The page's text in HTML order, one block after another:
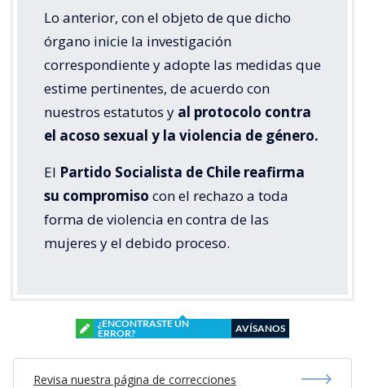
Lo anterior, con el objeto de que dicho
órgano inicie la investigación
correspondiente y adopte las medidas que
estime pertinentes, de acuerdo con
nuestros estatutos y al protocolo contra
el acoso sexual y la violencia de género.
El Partido Socialista de Chile reafirma
su compromiso con el rechazo a toda
forma de violencia en contra de las
mujeres y el debido proceso.
¿ENCONTRASTE UN
ERROR?
AVÍSANOS
Revisa nuestra página de correcciones